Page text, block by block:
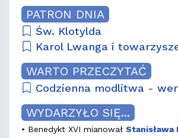
PATRON DNIA
Św. Klotylda
Karol Lwanga i
WARTO PRZECZYTAĆ
Codzienna modlitwa -
WYDARZYŁO SIĘ...
• Benedykt XVI mianował Stanisława